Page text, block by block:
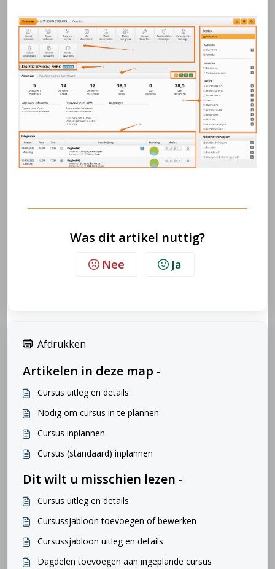
Was dit artikel nuttig?
Nee Ja
Afdrukken
Artikelen in deze map -
Cursus uitleg en details
Nodig om cursus in te plannen
Cursus inplannen
Cursus (standaard) inplannen
Dit wilt u misschien lezen -
Cursus uitleg en details
Cursussjabloon toevoegen of bewerken
Cursussjabloon uitleg en details
Dagdelen toevoegen aan ingeplande cursus